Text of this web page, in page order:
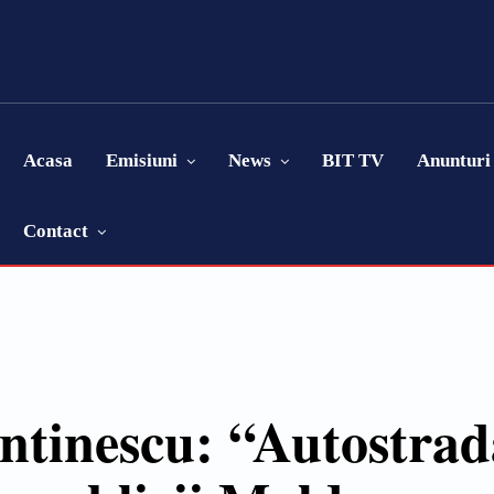
Acasa Emisiuni News BIT TV Anunturi
Contact